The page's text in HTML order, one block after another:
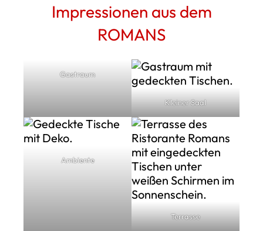
Impressionen aus dem
ROMANS
Gastraum
Kleiner Saal
Ambiente
Terrasse